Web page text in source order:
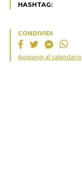
HASHTAG:
CONDIVIDI
Aggiungi al calendario